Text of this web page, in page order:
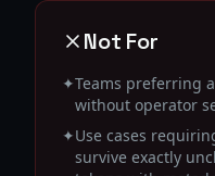
Not For
✦Teams preferring
without operator
✦Use cases
survive exactly